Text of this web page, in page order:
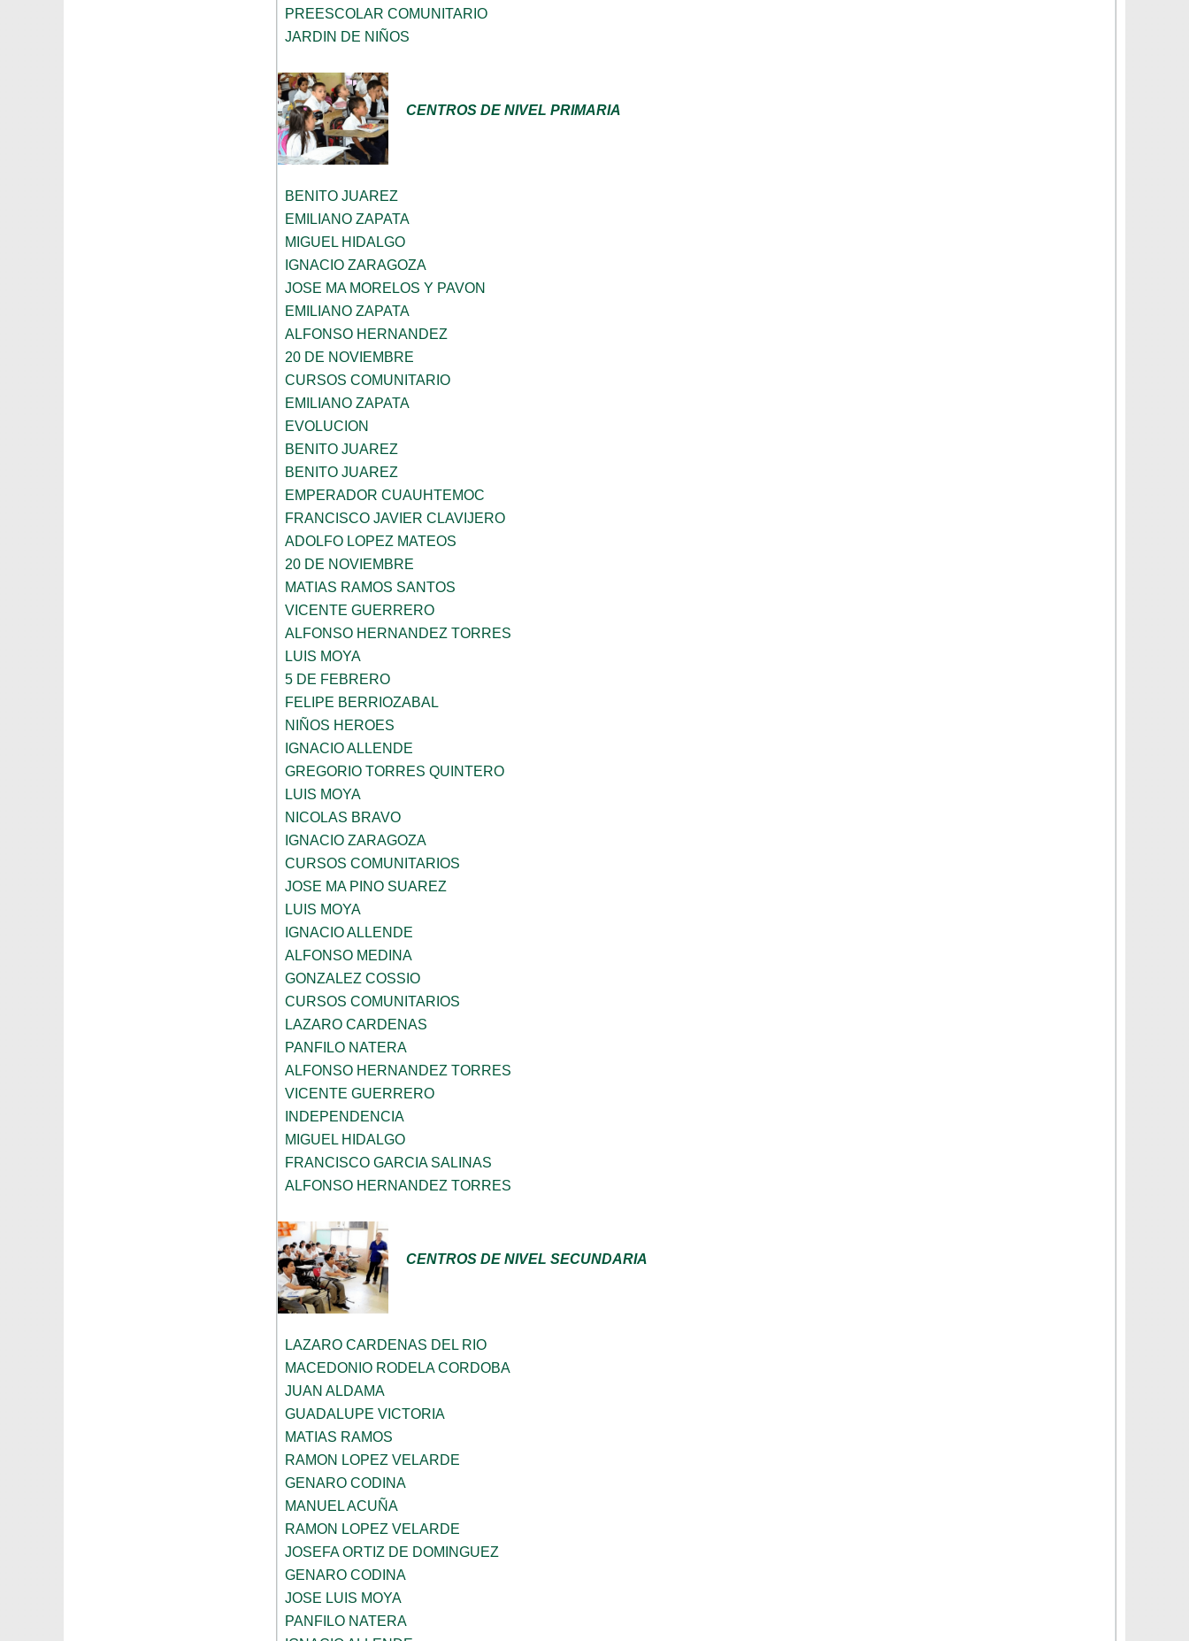
PREESCOLAR COMUNITARIO
JARDIN DE NIÑOS
CENTROS DE NIVEL PRIMARIA
BENITO JUAREZ
EMILIANO ZAPATA
MIGUEL HIDALGO
IGNACIO ZARAGOZA
JOSE MA MORELOS Y PAVON
EMILIANO ZAPATA
ALFONSO HERNANDEZ
20 DE NOVIEMBRE
CURSOS COMUNITARIO
EMILIANO ZAPATA
EVOLUCION
BENITO JUAREZ
BENITO JUAREZ
EMPERADOR CUAUHTEMOC
FRANCISCO JAVIER CLAVIJERO
ADOLFO LOPEZ MATEOS
20 DE NOVIEMBRE
MATIAS RAMOS SANTOS
VICENTE GUERRERO
ALFONSO HERNANDEZ TORRES
LUIS MOYA
5 DE FEBRERO
FELIPE BERRIOZABAL
NIÑOS HEROES
IGNACIO ALLENDE
GREGORIO TORRES QUINTERO
LUIS MOYA
NICOLAS BRAVO
IGNACIO ZARAGOZA
CURSOS COMUNITARIOS
JOSE MA PINO SUAREZ
LUIS MOYA
IGNACIO ALLENDE
ALFONSO MEDINA
GONZALEZ COSSIO
CURSOS COMUNITARIOS
LAZARO CARDENAS
PANFILO NATERA
ALFONSO HERNANDEZ TORRES
VICENTE GUERRERO
INDEPENDENCIA
MIGUEL HIDALGO
FRANCISCO GARCIA SALINAS
ALFONSO HERNANDEZ TORRES
CENTROS DE NIVEL SECUNDARIA
LAZARO CARDENAS DEL RIO
MACEDONIO RODELA CORDOBA
JUAN ALDAMA
GUADALUPE VICTORIA
MATIAS RAMOS
RAMON LOPEZ VELARDE
GENARO CODINA
MANUEL ACUÑA
RAMON LOPEZ VELARDE
JOSEFA ORTIZ DE DOMINGUEZ
GENARO CODINA
JOSE LUIS MOYA
PANFILO NATERA